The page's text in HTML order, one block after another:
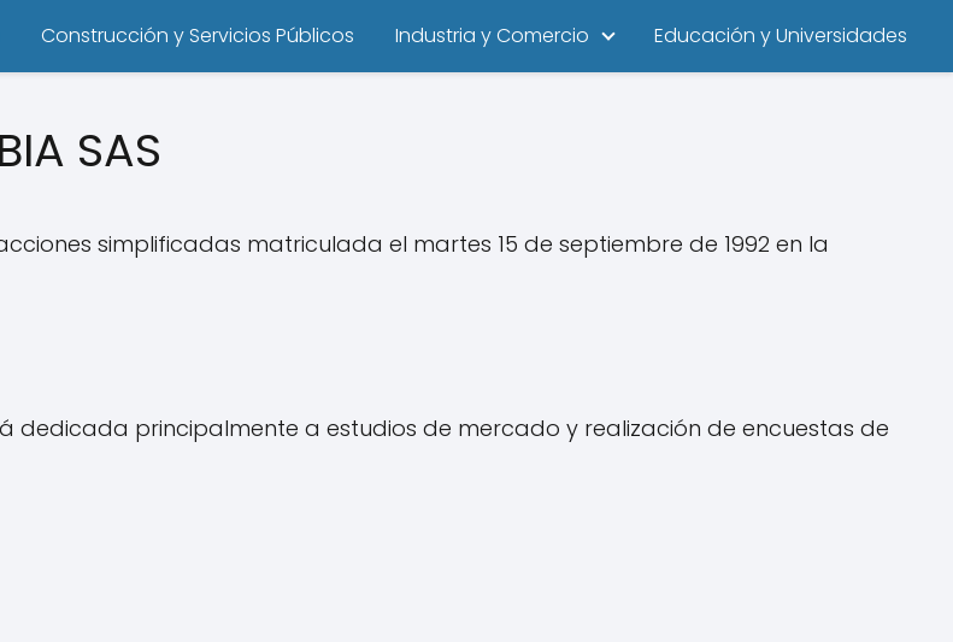
Construcción y Servicios Públicos Industria y Comercio Educación y Universidades
SAS
simplificadas matriculada el martes 15 de septiembre de 1992 en la
dedicada principalmente a estudios de mercado y realización de encuestas de